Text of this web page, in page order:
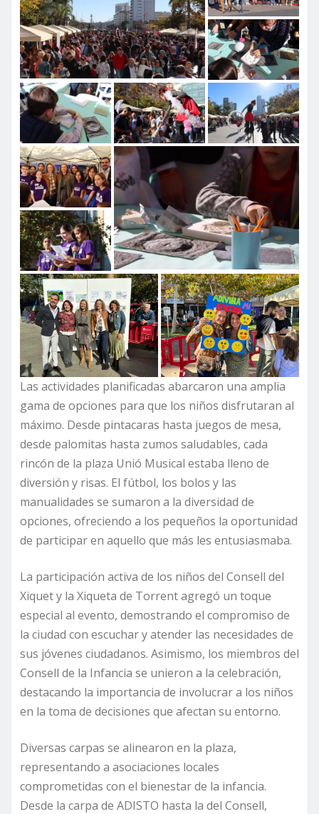
Las actividades planificadas abarcaron una amplia
gama de opciones para que los niños disfrutaran al
máximo. Desde pintacaras hasta juegos de mesa,
desde palomitas hasta zumos saludables, cada
rincón de la plaza Unió Musical estaba lleno de
diversión y risas. El fútbol, los bolos y las
manualidades se sumaron a la diversidad de
opciones, ofreciendo a los pequeños la oportunidad
de participar en aquello que más les entusiasmaba.
La participación activa de los niños del Consell del
Xiquet y la Xiqueta de Torrent agregó un toque
especial al evento, demostrando el compromiso de
la ciudad con escuchar y atender las necesidades de
sus jóvenes ciudadanos. Asimismo, los miembros del
Consell de la Infancia se unieron a la celebración,
destacando la importancia de involucrar a los niños
en la toma de decisiones que afectan su entorno.
Diversas carpas se alinearon en la plaza,
representando a asociaciones locales
comprometidas con el bienestar de la infancia.
Desde la carpa de ADISTO hasta la del Consell,